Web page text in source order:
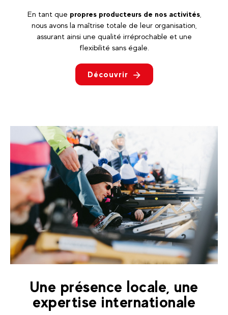
En tant que propres producteurs de nos activités,
nous avons la maîtrise totale de leur organisation,
assurant ainsi une qualité irréprochable et une
flexibilité sans égale.
Découvrir
Une présence locale, une
expertise internationale